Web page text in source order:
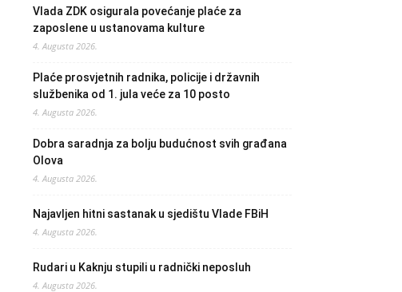
Vlada ZDK osigurala povećanje plaće za
zaposlene u ustanovama kulture
4. Augusta 2026.
Plaće prosvjetnih radnika, policije i državnih
službenika od 1. jula veće za 10 posto
4. Augusta 2026.
Dobra saradnja za bolju budućnost svih građana
Olova
4. Augusta 2026.
Najavljen hitni sastanak u sjedištu Vlade FBiH
4. Augusta 2026.
Rudari u Kaknju stupili u radnički neposluh
4. Augusta 2026.